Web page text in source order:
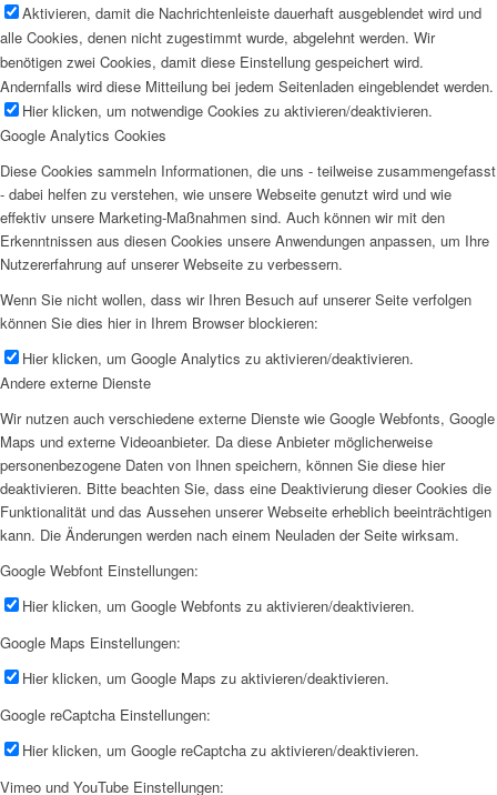
Aktivieren, damit die Nachrichtenleiste dauerhaft ausgeblendet wird und
alle Cookies, denen nicht zugestimmt wurde, abgelehnt werden. Wir
benötigen zwei Cookies, damit diese Einstellung gespeichert wird.
Andernfalls wird diese Mitteilung bei jedem Seitenladen eingeblendet werden.
Hier klicken, um notwendige Cookies zu aktivieren/deaktivieren.
Google Analytics Cookies
Diese Cookies sammeln Informationen, die uns - teilweise zusammengefasst
- dabei helfen zu verstehen, wie unsere Webseite genutzt wird und wie
effektiv unsere Marketing-Maßnahmen sind. Auch können wir mit den
Erkenntnissen aus diesen Cookies unsere Anwendungen anpassen, um Ihre
Nutzererfahrung auf unserer Webseite zu verbessern.
Wenn Sie nicht wollen, dass wir Ihren Besuch auf unserer Seite verfolgen
können Sie dies hier in Ihrem Browser blockieren:
Hier klicken, um Google Analytics zu aktivieren/deaktivieren.
Andere externe Dienste
Wir nutzen auch verschiedene externe Dienste wie Google Webfonts, Google
Maps und externe Videoanbieter. Da diese Anbieter möglicherweise
personenbezogene Daten von Ihnen speichern, können Sie diese hier
deaktivieren. Bitte beachten Sie, dass eine Deaktivierung dieser Cookies die
Funktionalität und das Aussehen unserer Webseite erheblich beeinträchtigen
kann. Die Änderungen werden nach einem Neuladen der Seite wirksam.
Google Webfont Einstellungen:
Hier klicken, um Google Webfonts zu aktivieren/deaktivieren.
Google Maps Einstellungen:
Hier klicken, um Google Maps zu aktivieren/deaktivieren.
Google reCaptcha Einstellungen:
Hier klicken, um Google reCaptcha zu aktivieren/deaktivieren.
Vimeo und YouTube Einstellungen: